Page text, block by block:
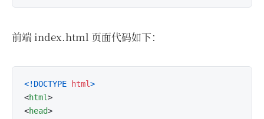
前端 index.html 页面代码如下：
<!DOCTYPE html>
<html>
<head>